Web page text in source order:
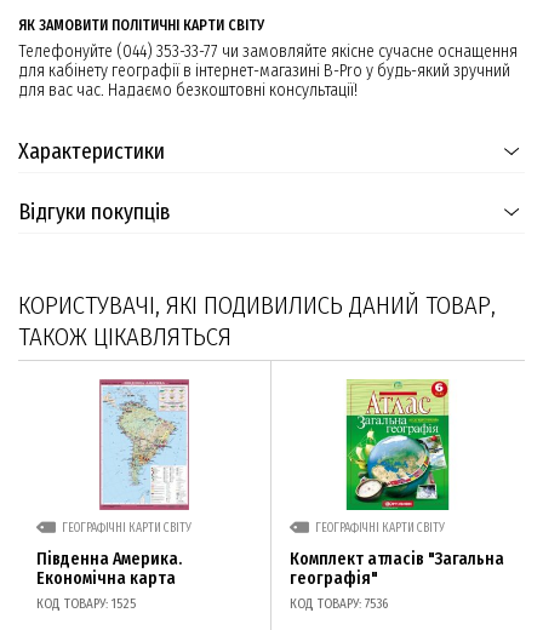
ЯК ЗАМОВИТИ ПОЛІТИЧНІ КАРТИ СВІТУ
Телефонуйте (044) 353-33-77 чи замовляйте якісне сучасне оснащення
для кабінету географії в інтернет-магазині B-Pro у будь-який зручний
для вас час. Надаємо безкоштовні консультації!
Характеристики
Відгуки покупців
КОРИСТУВАЧІ, ЯКІ ПОДИВИЛИСЬ ДАНИЙ ТОВАР,
ТАКОЖ ЦІКАВЛЯТЬСЯ
ГЕОГРАФІЧНІ КАРТИ СВІТУ
Південна Америка.
Економічна карта
КОД ТОВАРУ: 1525
ГЕОГРАФІЧНІ КАРТИ СВІТУ
Комплект атласів "Загальна
географія"
КОД ТОВАРУ: 7536